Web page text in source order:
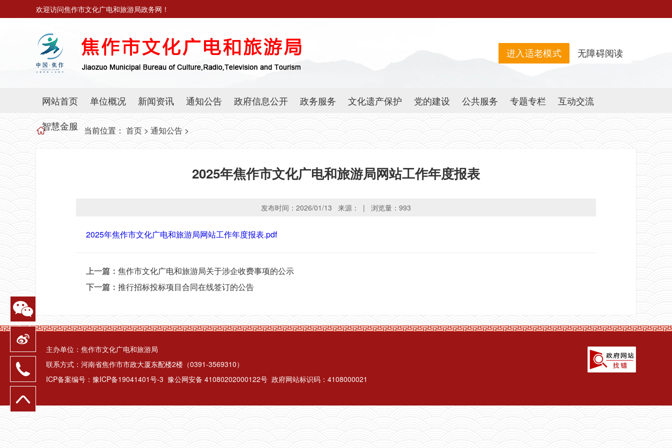
欢迎访问焦作市文化广电和旅游局政务网！
无障碍阅读
进入适老模式
网站首页 单位概况 新闻资讯 通知公告 政府信息公开 政务服务 文化遗产保护 党的建设 公共服务 专题专栏
互动交流
智慧金服
当前位置： 首页 > 通知公告>
2025年焦作市文化广电和旅游局网站工作年度报表
发布时间：2026/01/13 来源： | 浏览量： 993
2025年焦作市文化广电和旅游局网站工作年度报表.pdf
上一篇： 焦作市文化广电和旅游局关于涉企收费事项的公示
下一篇： 推行招标投标项目合同在线签订的公告
主办单位：焦作市文化广电和旅游局
联系方式：河南省焦作市市政大厦东配楼2楼（0391-3569310）
ICP备案编号： 豫ICP备19041401号-3 豫公网安备 41080202000122号 政府网站标识码：4108000021